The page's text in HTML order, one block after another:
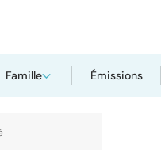
Famille Émissions